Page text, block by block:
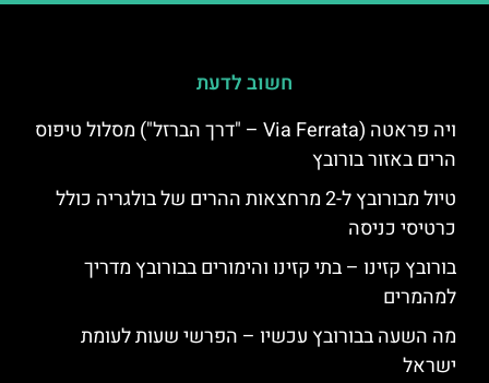
חשוב לדעת
ויה פראטה (Via Ferrata – "דרך הברזל") מסלול טיפוס
הרים באזור בורובץ
טיול מבורובץ ל-2 מרחצאות ההרים של בולגריה כולל
כרטיסי כניסה
בורובץ קזינו – בתי קזינו והימורים בבורובץ מדריך
למהמרים
מה השעה בבורובץ עכשיו – הפרשי שעות לעומת
ישראל